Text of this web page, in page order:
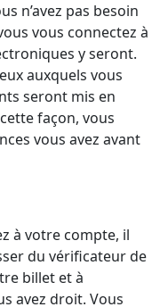
n’avez pas besoin
vous connectez à
y seront.
auxquels vous
seront mis en
façon, vous
vous avez avant
à votre compte, il
du vérificateur de
billet et à
avez droit. Vous